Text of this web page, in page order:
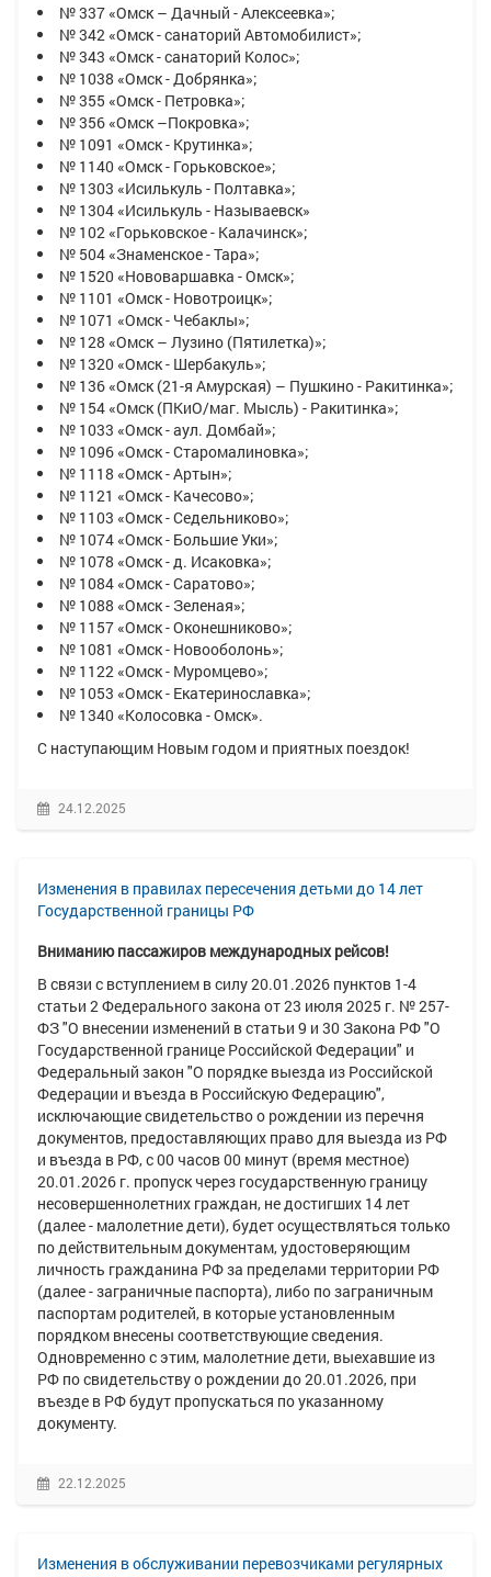
№ 337 «Омск – Дачный - Алексеевка»;
№ 342 «Омск - санаторий Автомобилист»;
№ 343 «Омск - санаторий Колос»;
№ 1038 «Омск - Добрянка»;
№ 355 «Омск - Петровка»;
№ 356 «Омск –Покровка»;
№ 1091 «Омск - Крутинка»;
№ 1140 «Омск - Горьковское»;
№ 1303 «Исилькуль - Полтавка»;
№ 1304 «Исилькуль - Называевск»
№ 102 «Горьковское - Калачинск»;
№ 504 «Знаменское - Тара»;
№ 1520 «Нововаршавка - Омск»;
№ 1101 «Омск - Новотроицк»;
№ 1071 «Омск - Чебаклы»;
№ 128 «Омск – Лузино (Пятилетка)»;
№ 1320 «Омск - Шербакуль»;
№ 136 «Омск (21-я Амурская) – Пушкино - Ракитинка»;
№ 154 «Омск (ПКиО/маг. Мысль) - Ракитинка»;
№ 1033 «Омск - аул. Домбай»;
№ 1096 «Омск - Старомалиновка»;
№ 1118 «Омск - Артын»;
№ 1121 «Омск - Качесово»;
№ 1103 «Омск - Седельниково»;
№ 1074 «Омск - Большие Уки»;
№ 1078 «Омск - д. Исаковка»;
№ 1084 «Омск - Саратово»;
№ 1088 «Омск - Зеленая»;
№ 1157 «Омск - Оконешниково»;
№ 1081 «Омск - Новооболонь»;
№ 1122 «Омск - Муромцево»;
№ 1053 «Омск - Екатеринославка»;
№ 1340 «Колосовка - Омск».
С наступающим Новым годом и приятных поездок!
24.12.2025
Изменения в правилах пересечения детьми до 14 лет
Государственной границы РФ
Вниманию пассажиров международных рейсов!
В связи с вступлением в силу 20.01.2026 пунктов 1-4
статьи 2 Федерального закона от 23 июля 2025 г. № 257-
ФЗ "О внесении изменений в статьи 9 и 30 Закона РФ "О
Государственной границе Российской Федерации" и
Федеральный закон "О порядке выезда из Российской
Федерации и въезда в Российскую Федерацию",
исключающие свидетельство о рождении из перечня
документов, предоставляющих право для выезда из РФ
и въезда в РФ, с 00 часов 00 минут (время местное)
20.01.2026 г. пропуск через государственную границу
несовершеннолетних граждан, не достигших 14 лет
(далее - малолетние дети), будет осуществляться только
по действительным документам, удостоверяющим
личность гражданина РФ за пределами территории РФ
(далее - заграничные паспорта), либо по заграничным
паспортам родителей, в которые установленным
порядком внесены соответствующие сведения.
Одновременно с этим, малолетние дети, выехавшие из
РФ по свидетельству о рождении до 20.01.2026, при
въезде в РФ будут пропускаться по указанному
документу.
22.12.2025
Изменения в обслуживании перевозчиками регулярных